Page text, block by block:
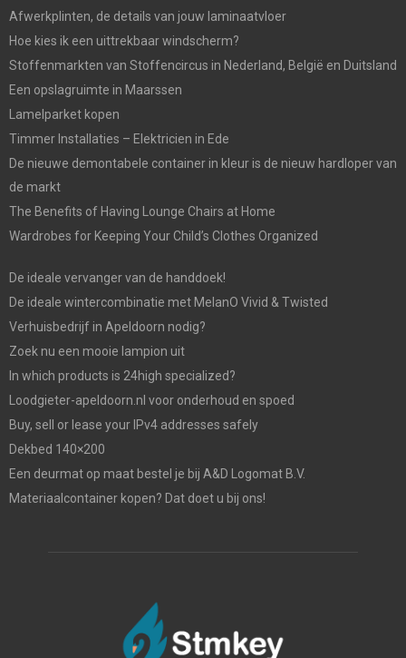
Afwerkplinten, de details van jouw laminaatvloer
Hoe kies ik een uittrekbaar windscherm?
Stoffenmarkten van Stoffencircus in Nederland, België en Duitsland
Een opslagruimte in Maarssen
Lamelparket kopen
Timmer Installaties – Elektricien in Ede
De nieuwe demontabele container in kleur is de nieuw hardloper van
de markt
The Benefits of Having Lounge Chairs at Home
Wardrobes for Keeping Your Child’s Clothes Organized
De ideale vervanger van de handdoek!
De ideale wintercombinatie met MelanO Vivid & Twisted
Verhuisbedrijf in Apeldoorn nodig?
Zoek nu een mooie lampion uit
In which products is 24high specialized?
Loodgieter-apeldoorn.nl voor onderhoud en spoed
Buy, sell or lease your IPv4 addresses safely
Dekbed 140×200
Een deurmat op maat bestel je bij A&D Logomat B.V.
Materiaalcontainer kopen? Dat doet u bij ons!